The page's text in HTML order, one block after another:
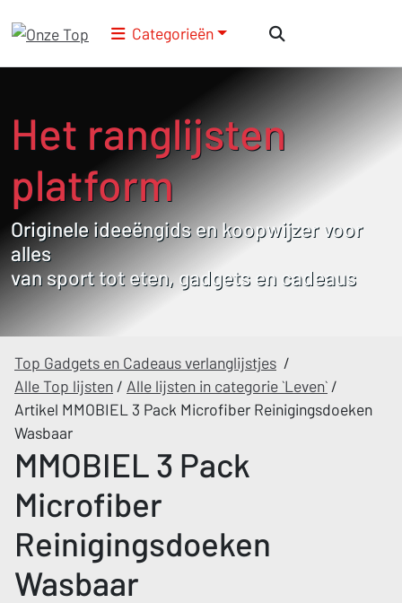
Categorieën
Het ranglijsten
platform
Originele ideeëngids en koopwijzer voor
alles
van sport tot eten, gadgets en cadeaus
Top Gadgets en Cadeaus verlanglijstjes /
Alle Top lijsten / Alle lijsten in categorie `Leven` /
Artikel MMOBIEL 3 Pack Microfiber Reinigingsdoeken
Wasbaar
MMOBIEL 3 Pack
Microfiber
Reinigingsdoeken
Wasbaar